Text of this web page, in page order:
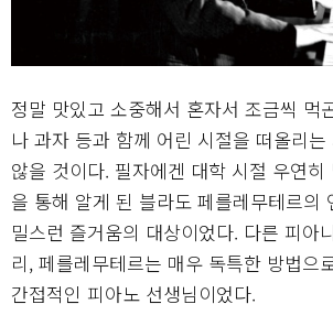
정말 맛있고 소중해서 혼자서 조금씩 먹
나 과자 등과 함께 어린 시절을 떠올리는
않을 것이다. 필자에겐 대학 시절 우연히
을 통해 알게 된 블라도 페를레무테르의
밀스런 즐거움의 대상이었다. 다른 피아
리, 페를레무테르는 매우 독특한 방법으
간접적인 피아노 선생님이었다.